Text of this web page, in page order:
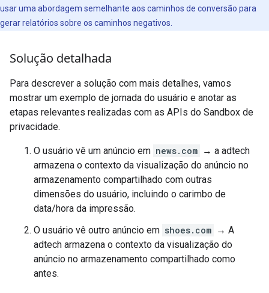
usar uma abordagem semelhante aos caminhos de conversão para
gerar relatórios sobre os caminhos negativos.
Solução detalhada
Para descrever a solução com mais detalhes, vamos
mostrar um exemplo de jornada do usuário e anotar as
etapas relevantes realizadas com as APIs do Sandbox de
privacidade.
O usuário vê um anúncio em news.com → a adtech
armazena o contexto da visualização do anúncio no
armazenamento compartilhado com outras
dimensões do usuário, incluindo o carimbo de
data/hora da impressão.
O usuário vê outro anúncio em shoes.com → A
adtech armazena o contexto da visualização do
anúncio no armazenamento compartilhado como
antes.